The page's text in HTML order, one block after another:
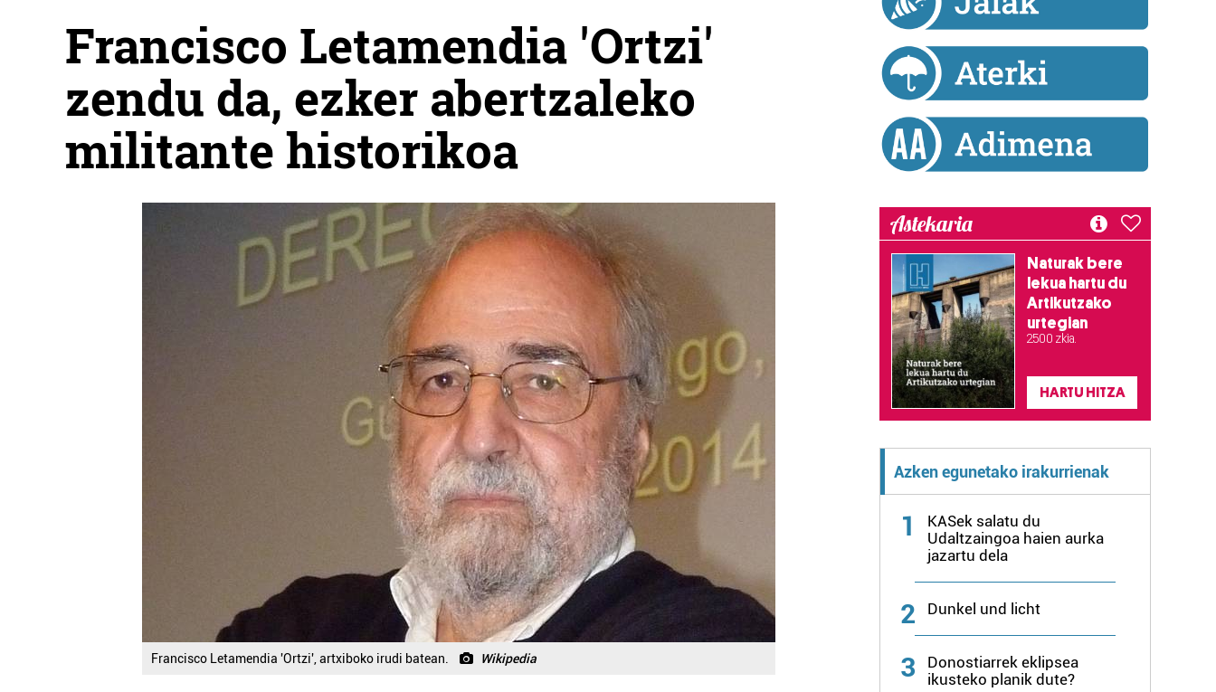
Francisco Letamendia 'Ortzi'
zendu da, ezker abertzaleko
militante historikoa
Francisco Letamendia 'Ortzi', artxiboko irudi batean. Wikipedia
Astekaria
Naturak bere
lekua hartu du
Artikutzako
urtegian
2.500 zkia.
HARTU HITZA
Azken egunetako irakurrienak
1
KASek salatu du
Udaltzaingoa haien aurka
jazartu dela
2 Dunkel und licht
3
Donostiarrek eklipsea
ikusteko planik dute?